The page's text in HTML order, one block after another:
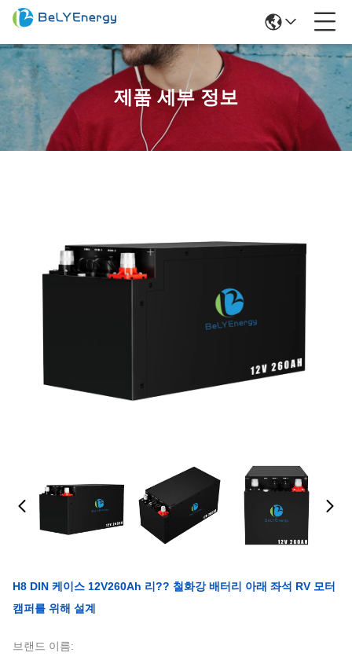
제품 세부 정보
H8 DIN 케이스 12V260Ah 리?? 철화강 배터리 아래 좌석 RV 모터
캠퍼를 위해 설계
브랜드 이름: